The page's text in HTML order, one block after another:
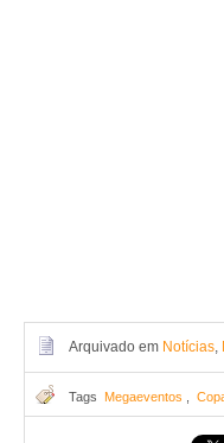
Arquivado em Notícias,
Tags Megaeventos